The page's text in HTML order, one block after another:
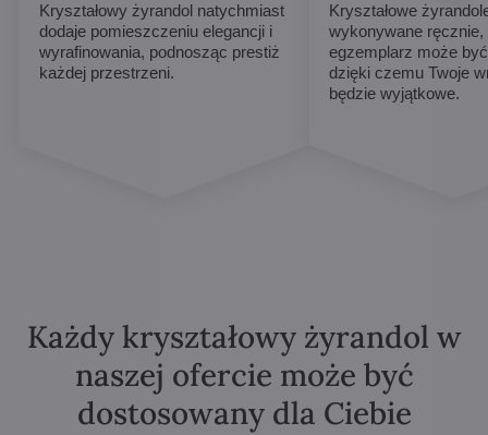
Kryształowy żyrandol natychmiast
dodaje pomieszczeniu elegancji i
wyrafinowania, podnosząc prestiż
każdej przestrzeni.
Kryształowe
wykonywane
egzemplarz może
dzięki czemu Twoje
będzie wyjątkowe.
Każdy kryształowy żyrandol w
naszej ofercie może być
dostosowany dla Ciebie